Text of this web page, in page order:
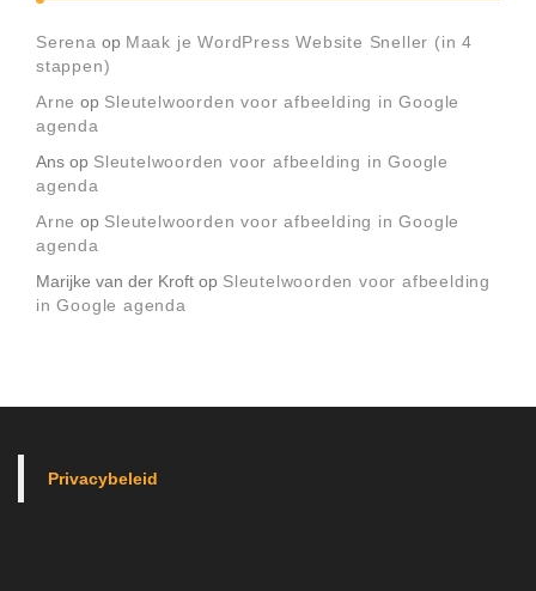
Serena op Maak je WordPress Website Sneller (in 4
stappen)
Arne op Sleutelwoorden voor afbeelding in Google
agenda
Ans op Sleutelwoorden voor afbeelding in Google
agenda
Arne op Sleutelwoorden voor afbeelding in Google
agenda
Marijke van der Kroft op Sleutelwoorden voor afbeelding
in Google agenda
Privacybeleid